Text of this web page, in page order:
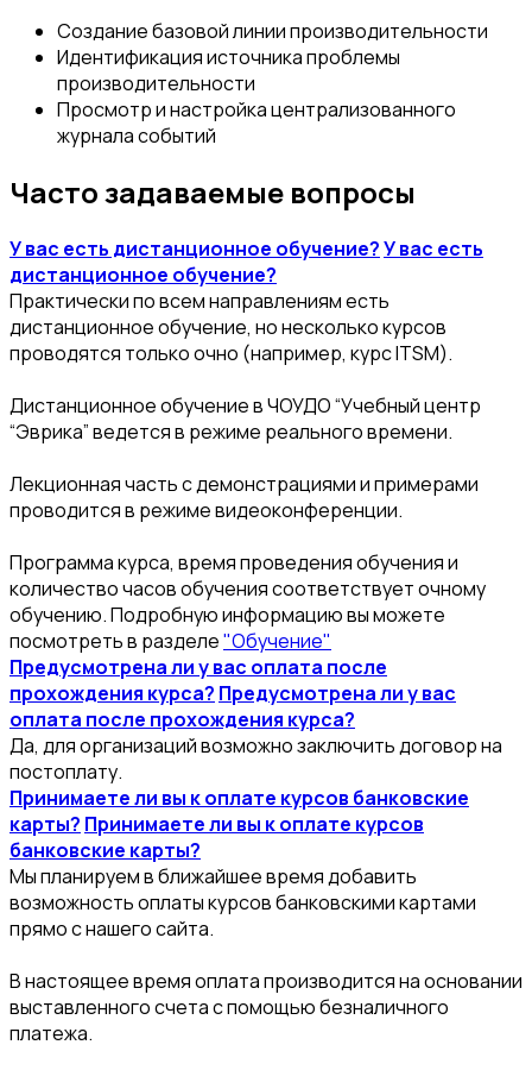
Создание базовой линии производительности
Идентификация источника проблемы
производительности
Просмотр и настройка централизованного
журнала событий
Часто задаваемые вопросы
У вас есть дистанционное обучение?У вас есть
дистанционное обучение?
Практически по всем направлениям есть
дистанционное обучение, но несколько курсов
проводятся только очно (например, курс ITSM).
Дистанционное обучение в ЧОУДО “Учебный центр
“Эврика” ведется в режиме реального времени.
Лекционная часть с демонстрациями и примерами
проводится в режиме видеоконференции.
Программа курса, время проведения обучения и
количество часов обучения соответствует очному
обучению. Подробную информацию вы можете
посмотреть в разделе"Обучение"
Предусмотрена ли у вас оплата после
прохождения курса? Предусмотрена ли у вас
оплата после прохождения курса?
Да, для организаций возможно заключить договор на
постоплату.
Принимаете ли вы к оплате курсов банковские
карты? Принимаете ли вы к оплате курсов
банковские карты?
Мы планируем в ближайшее время добавить
возможность оплаты курсов банковскими картами
прямо с нашего сайта.
В настоящее время оплата производится на основании
выставленного счета с помощью безналичного
платежа.